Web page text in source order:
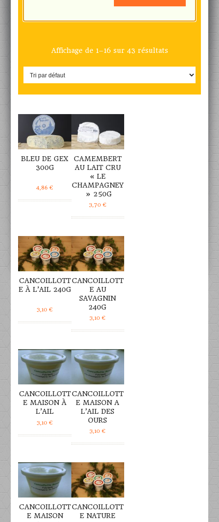
Affichage de 1–16 sur 43 résultats
BLEU DE GEX
300G
4,86€
CAMEMBERT
AU LAIT CRU
« LE
CHAMPAGNEY
» 250G
3,70 €
CANCOILLOTT
E À L’AIL 240G
3,10€
CANCOILLOTT
E AU
SAVAGNIN
240G
3,10€
CANCOILLOTT
E MAISON À
L’AIL
3,10€
CANCOILLOTT
E MAISON A
L’AIL DES
OURS
3,10€
CANCOILLOTT
E MAISON
CANCOILLOTT
E NATURE